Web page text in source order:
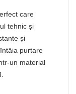
care
tehnic și
și
purtare
un material